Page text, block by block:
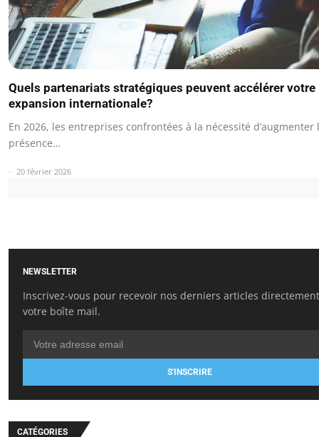
Quels partenariats stratégiques peuvent accélérer votre
expansion internationale?
En 2026, les entreprises confrontées à la nécessité d’augmenter
présence…
20 février 2026
NEWSLETTER
Inscrivez-vous pour recevoir nos derniers articles
votre boîte mail.
S'INSCRIRE
CATÉGORIES